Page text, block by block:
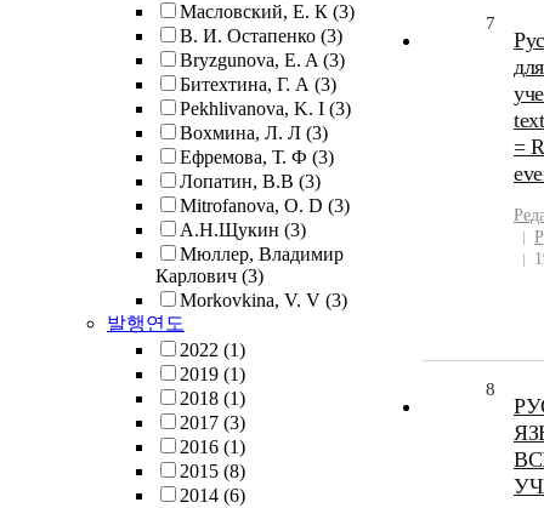
Масловский, Е. К (3)
В. И. Остапенко (3)
Bryzgunova, E. A(3)
Битехтина, Г. А (3)
Pekhlivanova, K. I (3)
Вохмина, Л. Л (3)
Ефремова, Т. Ф (3)
Лопатин, В.В (3)
Mitrofanova, O. D (3)
А.Н.Щукин (3)
Мюллер, Владимир
Карлович (3)
Morkovkina, V. V (3)
발행연도
2022 (1)
2019 (1)
2018 (1)
2017 (3)
2016 (1)
2015 (8)
2014 (6)
7
=
8